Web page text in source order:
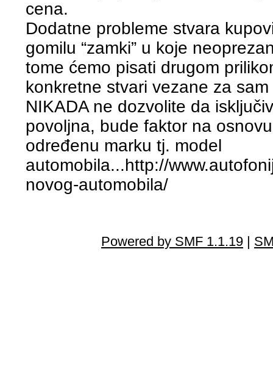
cena.
Dodatne probleme stvara
gomilu “zamki” u koje
tome ćemo pisati drugom
konkretne stvari vezane za
NIKADA ne dozvolite da
povoljna, bude faktor na
određenu marku tj. model
automobila...http://
novog-automobila/
Powered by SMF 1.1.19 |